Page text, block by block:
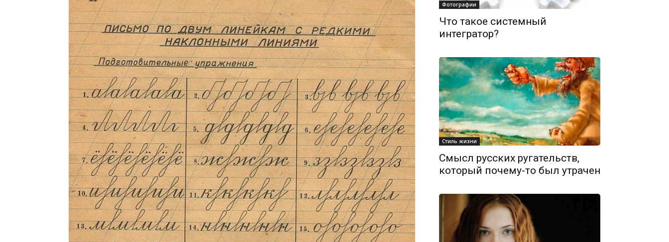
Фотографии
Что такое системный
интегратор?
Стиль жизни
Смысл русских ругательств,
который почему-то был утрачен